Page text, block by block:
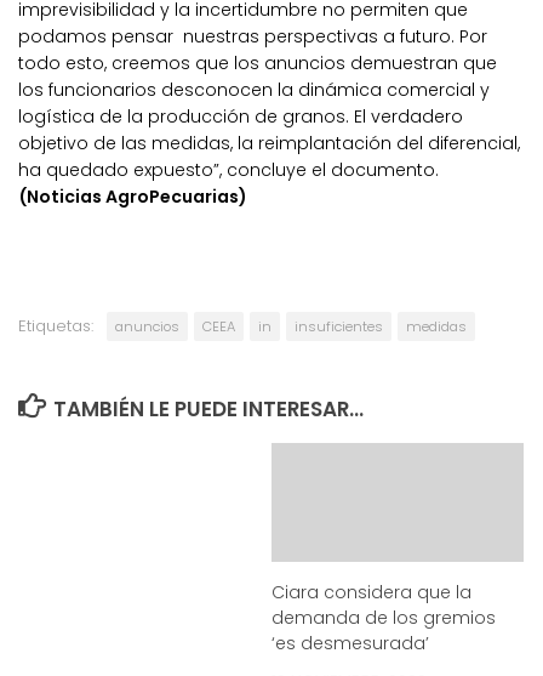
imprevisibilidad y la incertidumbre no permiten que
podamos pensar nuestras perspectivas a futuro. Por
todo esto, creemos que los anuncios demuestran que
los funcionarios desconocen la dinámica comercial y
logística de la producción de granos. El verdadero
objetivo de las medidas, la reimplantación del diferencial,
ha quedado expuesto”, concluye el documento.
(Noticias AgroPecuarias)
Etiquetas: anuncios CEEA in insuficientes medidas
TAMBIÉN LE PUEDE INTERESAR...
Ciara considera que la
demanda de los gremios
‘es desmesurada’